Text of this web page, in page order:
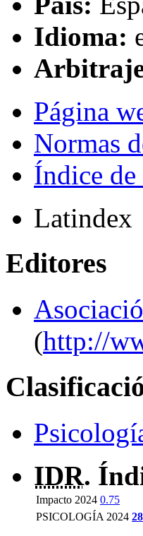
Idioma:
Página
Normas
Índice de
Latindex
Editores
(http://
IDR.
Impacto 2024 0.75
PSICOLOGÍA 2024 28